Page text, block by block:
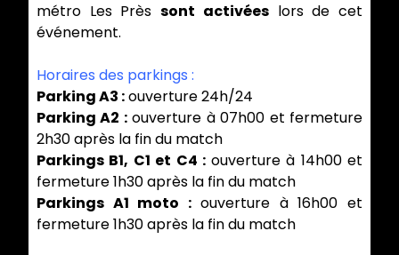
métro Les Prèssont activéeslors de cet
événement.
Horaires des parkings :
Parking A3 :ouverture 24h/24
Parking A2 :ouverture à 07h00 et fermeture
2h30 après la fin du match
Parkings B1, C1 et C4 : ouverture à 14h00 et
fermeture 1h30 après la fin du match
Parkings A1 moto :ouverture à 16h00 et
fermeture 1h30 après la fin du match